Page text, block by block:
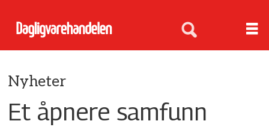
Nyheter
Et åpnere samfunn